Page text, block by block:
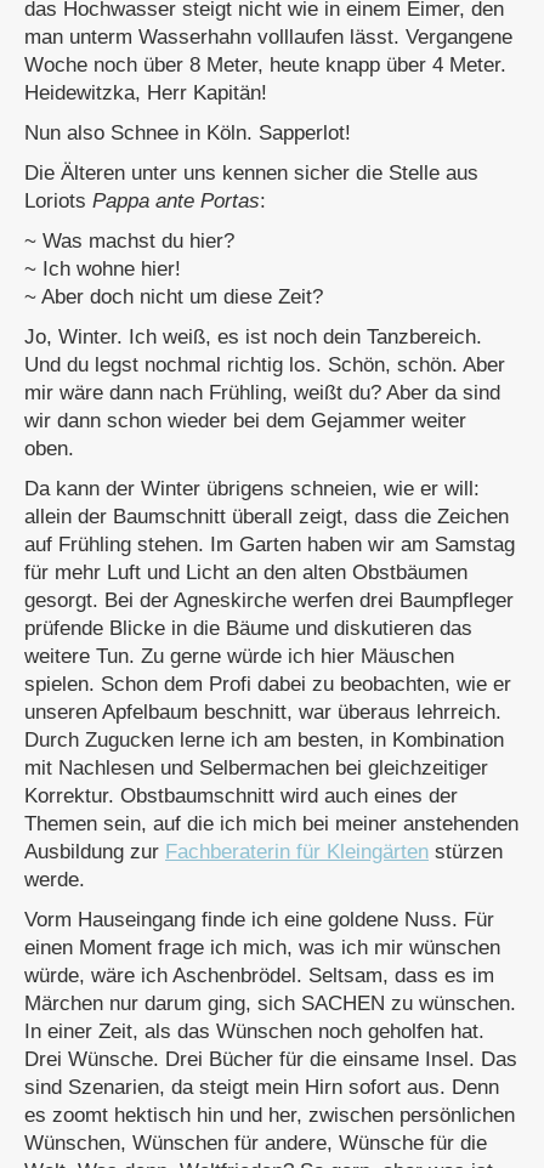
das Hochwasser steigt nicht wie in einem Eimer, den
man unterm Wasserhahn volllaufen lässt. Vergangene
Woche noch über 8 Meter, heute knapp über 4 Meter.
Heidewitzka, Herr Kapitän!
Nun also Schnee in Köln. Sapperlot!
Die Älteren unter uns kennen sicher die Stelle aus
Loriots Pappa ante Portas:
~ Was machst du hier?
~ Ich wohne hier!
~ Aber doch nicht um diese Zeit?
Jo, Winter. Ich weiß, es ist noch dein Tanzbereich.
Und du legst nochmal richtig los. Schön, schön. Aber
mir wäre dann nach Frühling, weißt du? Aber da sind
wir dann schon wieder bei dem Gejammer weiter
oben.
Da kann der Winter übrigens schneien, wie er will:
allein der Baumschnitt überall zeigt, dass die Zeichen
auf Frühling stehen. Im Garten haben wir am Samstag
für mehr Luft und Licht an den alten Obstbäumen
gesorgt. Bei der Agneskirche werfen drei Baumpfleger
prüfende Blicke in die Bäume und diskutieren das
weitere Tun. Zu gerne würde ich hier Mäuschen
spielen. Schon dem Profi dabei zu beobachten, wie er
unseren Apfelbaum beschnitt, war überaus lehrreich.
Durch Zugucken lerne ich am besten, in Kombination
mit Nachlesen und Selbermachen bei gleichzeitiger
Korrektur. Obstbaumschnitt wird auch eines der
Themen sein, auf die ich mich bei meiner anstehenden
Ausbildung zur Fachberaterin für Kleingärten stürzen
werde.
Vorm Hauseingang finde ich eine goldene Nuss. Für
einen Moment frage ich mich, was ich mir wünschen
würde, wäre ich Aschenbrödel. Seltsam, dass es im
Märchen nur darum ging, sich SACHEN zu wünschen.
In einer Zeit, als das Wünschen noch geholfen hat.
Drei Wünsche. Drei Bücher für die einsame Insel. Das
sind Szenarien, da steigt mein Hirn sofort aus. Denn
es zoomt hektisch hin und her, zwischen persönlichen
Wünschen, Wünschen für andere, Wünsche für die